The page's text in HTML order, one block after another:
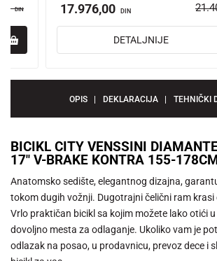
DIN 17.976,00 DIN
DETALJNIJE
OPIS DEKLARACIJA TEHNIČKI
BICIKL CITY VENSSINI
17" V-BRAKE KONTRA 155-
Anatomsko sedište, elegantnog dizajna,
tokom dugih vožnji. Dugotrajni čelični ram krasi
Vrlo praktičan bicikl sa kojim možete lako otići
dovoljno mesta za odlaganje. Ukoliko vam je
odlazak na posao, u prodavnicu, prevoz dece i